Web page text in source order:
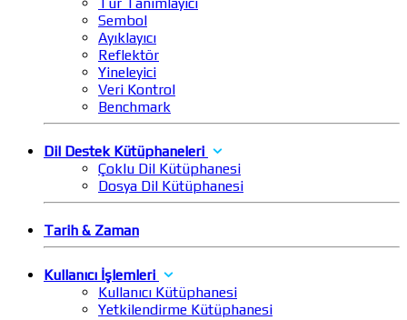
Sembol
Ayıklayıcı
Reflektör
Yineleyici
Veri Kontrol
Benchmark
Dil Destek Kütüphaneleri
Çoklu Dil Kütüphanesi
Dosya Dil Kütüphanesi
Tarih & Zaman
Kullanıcı İşlemleri
Kullanıcı Kütüphanesi
Yetkilendirme Kütüphanesi